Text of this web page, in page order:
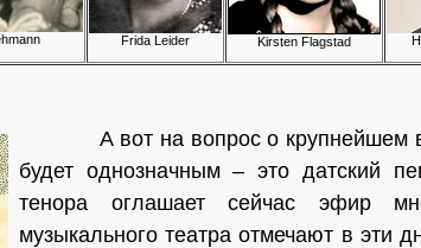
Frida Leider Kirsten Flagstad
А вот на вопрос о крупнейшем
будет однозначным – это датский
тенора оглашает сейчас эфир
музыкального театра отмечают в эти